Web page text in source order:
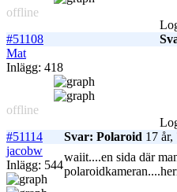
offline
#51108
Mat
Inlägg: 418
offline
#51114
Svar: Polaroid 17 år,
jacobw
Inlägg: 544
waiit....en sida där